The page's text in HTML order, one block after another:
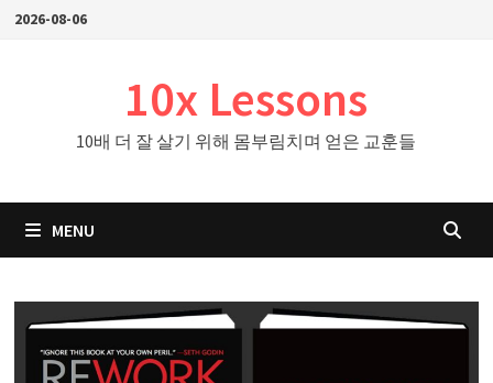
Skip2026-08-06
10x Lessons
10배 더 잘 살기 위해 몸부림치며 얻은 교훈들
MENU